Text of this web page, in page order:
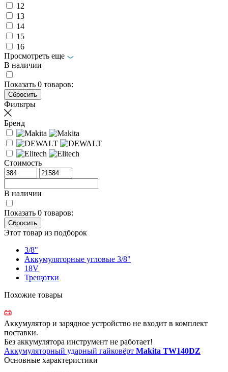
12
13
14
15
16
Просмотреть еще
В наличии
Показать 0 товаров:
Фильтры
Бренд
Стоимость
В наличии
Показать 0 товаров:
Этот товар из подборок
3/8"
Аккумуляторные угловые 3/8"
18V
Трещотки
Похожие товары
Аккумулятор и зарядное устройство не входит в комплект
поставки.
Без аккумулятора инструмент не работает!
Аккумуляторный ударный гайковёрт Makita TW140DZ
Основные характеристики